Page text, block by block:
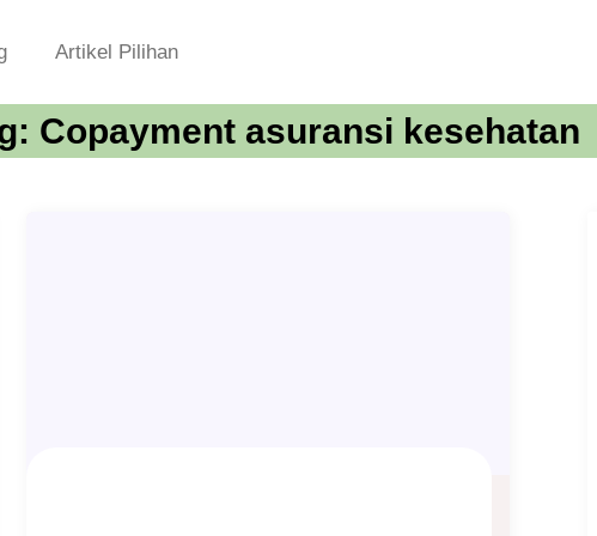
Artikel Pilihan
Copayment asuransi kesehatan